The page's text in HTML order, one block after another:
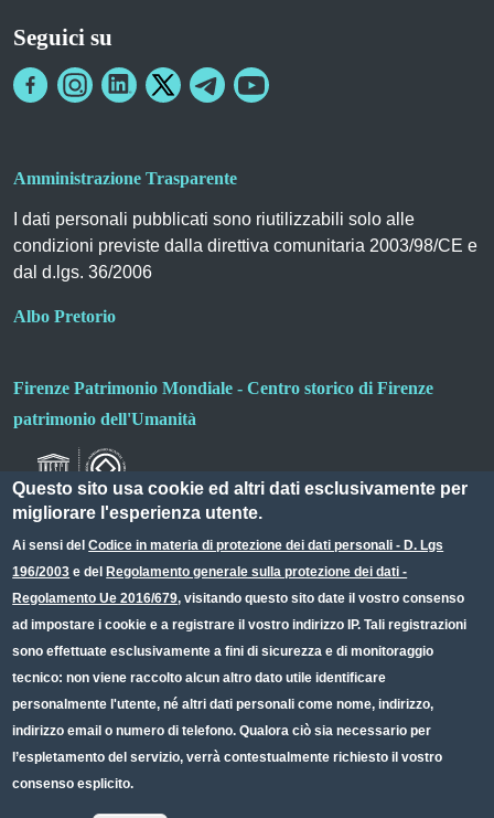
Seguici su
Amministrazione Trasparente
I dati personali pubblicati sono riutilizzabili solo alle
condizioni previste dalla direttiva comunitaria 2003/98/CE e
dal d.lgs. 36/2006
Albo Pretorio
Firenze Patrimonio Mondiale - Centro storico di Firenze
patrimonio dell'Umanità
Small prints
Useful links section
Redazione web
Privacy
Note legali
Dichiarazione Accessibilità
CC BY 4.0 IT
Questo sito usa cookie ed altri dati esclusivamente per
migliorare l'esperienza utente.
Ai sensi delCodice in materia di protezione dei dati personali - D. Lgs
196/2003 e del Regolamento generale sulla protezione dei dati -
Regolamento Ue 2016/679, visitando questo sito date il vostro consenso
ad impostare i cookie e a registrare il vostro indirizzo IP. Tali registrazioni
sono effettuate esclusivamente a fini di sicurezza e di monitoraggio
tecnico: non viene raccolto alcun altro dato utile identificare
personalmente l'utente, né altri dati personali come nome, indirizzo,
indirizzo email o numero di telefono. Qualora ciò sia necessario per
l’espletamento del servizio, verrà contestualmente richiesto il vostro
consenso esplicito.